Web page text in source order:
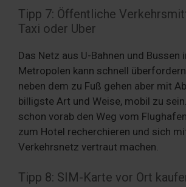
Tipp 7: Öffentliche
Taxi oder Uber
Das Netz aus U-Bahnen und Bussen
Metropolen kann schnell
neben dem zu Fuß gehen aber mit
billigste Art und Weise, mobil zu
schon vorab den Weg vom
zum Hotel recherchieren und sich
Verkehrsnetz vertraut machen.
Tipp 8: SIM-Karte vor Ort